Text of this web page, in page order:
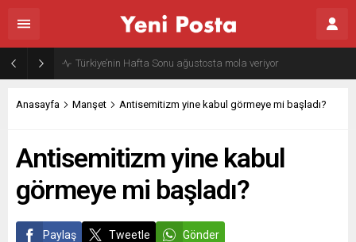
Gazze’nin geleceği: Teknokratik kontrol mü, kolonializm mi?
Anasayfa Manşet Antisemitizm yine kabul görmeye mi başladı?
Antisemitizm yine kabul
görmeye mi başladı?
Paylaş Tweetle Gönder